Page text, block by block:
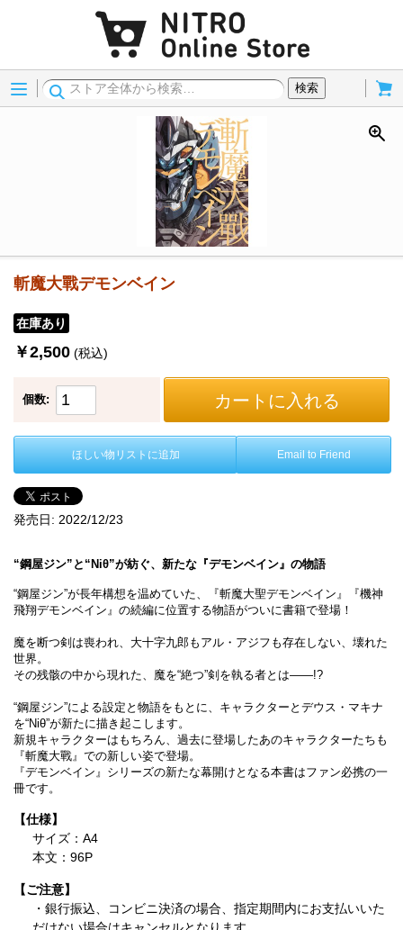
Menu
検索
斬魔大戰デモンベイン
在庫あり
￥2,500 (税込)
個数: カートに入れる
ほしい物リストに追加 Email to Friend
発売日: 2022/12/23
“鋼屋ジン”と“Niθ”が紡ぐ、新たな『デモンベイン』の物語
“鋼屋ジン”が長年構想を温めていた、『斬魔大聖デモンベイン』『機神
飛翔デモンベイン』の続編に位置する物語がついに書籍で登場！
魔を断つ剣は喪われ、大十字九郎もアル・アジフも存在しない、壊れた
世界。
その残骸の中から現れた、魔を“絶つ”剣を執る者とは――!?
“鋼屋ジン”による設定と物語をもとに、キャラクターとデウス・マキナ
を“Niθ”が新たに描き起こします。
新規キャラクターはもちろん、過去に登場したあのキャラクターたちも
『斬魔大戰』での新しい姿で登場。
『デモンベイン』シリーズの新たな幕開けとなる本書はファン必携の一
冊です。
【仕様】
サイズ：A4
本文：96P
【ご注意】
・銀行振込、コンビニ決済の場合、指定期間内にお支払いいた